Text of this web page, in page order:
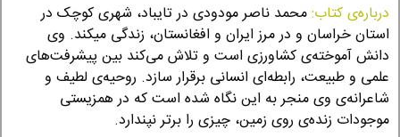
درباره‌ی کتاب:محمد ناصر مودودی در تایباد، شهری کوچک در
استان خراسان و در مرز ایران و افغانستان، زندگی میکند. وی
دانش آموخته‌ی کشاورزی است و تلاش می‌کند بین پیشرفت‌های
علمی و طبیعت، رابطه‌ای انسانی برقرار سازد. روحیه‌ی لطیف و
شاعرانه‌‌ی وی منجر به این نگاه شده است که در همزیستی
موجودات زنده‌ی روی زمین، چیزی را برتر نپندارد.